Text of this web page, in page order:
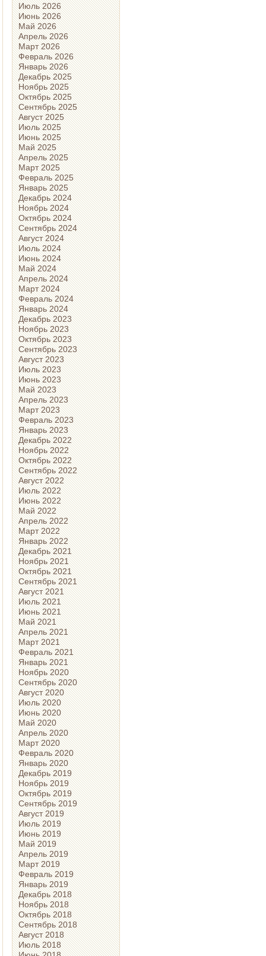
Июль 2026
Июнь 2026
Май 2026
Апрель 2026
Март 2026
Февраль 2026
Январь 2026
Декабрь 2025
Ноябрь 2025
Октябрь 2025
Сентябрь 2025
Август 2025
Июль 2025
Июнь 2025
Май 2025
Апрель 2025
Март 2025
Февраль 2025
Январь 2025
Декабрь 2024
Ноябрь 2024
Октябрь 2024
Сентябрь 2024
Август 2024
Июль 2024
Июнь 2024
Май 2024
Апрель 2024
Март 2024
Февраль 2024
Январь 2024
Декабрь 2023
Ноябрь 2023
Октябрь 2023
Сентябрь 2023
Август 2023
Июль 2023
Июнь 2023
Май 2023
Апрель 2023
Март 2023
Февраль 2023
Январь 2023
Декабрь 2022
Ноябрь 2022
Октябрь 2022
Сентябрь 2022
Август 2022
Июль 2022
Июнь 2022
Май 2022
Апрель 2022
Март 2022
Январь 2022
Декабрь 2021
Ноябрь 2021
Октябрь 2021
Сентябрь 2021
Август 2021
Июль 2021
Июнь 2021
Май 2021
Апрель 2021
Март 2021
Февраль 2021
Январь 2021
Ноябрь 2020
Сентябрь 2020
Август 2020
Июль 2020
Июнь 2020
Май 2020
Апрель 2020
Март 2020
Февраль 2020
Январь 2020
Декабрь 2019
Ноябрь 2019
Октябрь 2019
Сентябрь 2019
Август 2019
Июль 2019
Июнь 2019
Май 2019
Апрель 2019
Март 2019
Февраль 2019
Январь 2019
Декабрь 2018
Ноябрь 2018
Октябрь 2018
Сентябрь 2018
Август 2018
Июль 2018